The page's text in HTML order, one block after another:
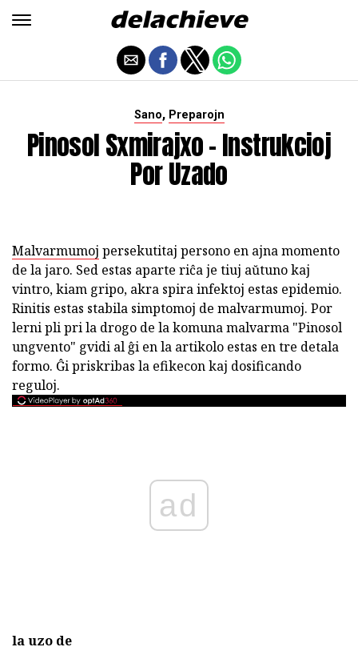
Sano, Preparojn
Pinosol Sxmirajxo - Instrukcioj
Por Uzado
Malvarmumoj persekutitaj persono en ajna momento
de la jaro. Sed estas aparte riĉa je tiuj aŭtuno kaj
vintro, kiam gripo, akra spira infektoj estas epidemio.
Rinitis estas stabila simptomoj de malvarmumoj. Por
lerni pli pri la drogo de la komuna malvarma "Pinosol
ungvento" gvidi al ĝi en la artikolo estas en tre detala
formo. Ĝi priskribas la efikecon kaj dosificando
reguloj.
ad
la uzo de